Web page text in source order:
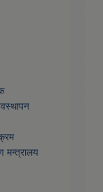
मन्त्रालय